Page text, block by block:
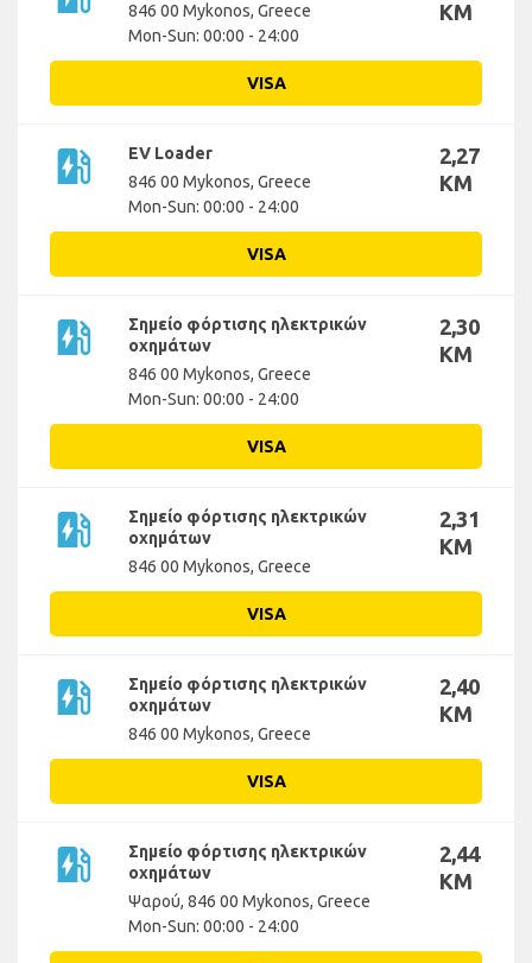
846 00 Mykonos, Greece
Mon-Sun: 00:00 - 24:00
KM
VISA
ev_station
EV Loader
846 00 Mykonos, Greece
Mon-Sun: 00:00 - 24:00
2,27
KM
VISA
ev_station
Σημείο φόρτισης ηλεκτρικών
οχημάτων
846 00 Mykonos, Greece
Mon-Sun: 00:00 - 24:00
2,30
KM
VISA
ev_station
Σημείο φόρτισης ηλεκτρικών
οχημάτων
846 00 Mykonos, Greece
2,31
KM
VISA
ev_station
Σημείο φόρτισης ηλεκτρικών
οχημάτων
846 00 Mykonos, Greece
2,40
KM
VISA
ev_station
Σημείο φόρτισης ηλεκτρικών
οχημάτων
Ψαρού, 846 00 Mykonos, Greece
Mon-Sun: 00:00 - 24:00
2,44
KM